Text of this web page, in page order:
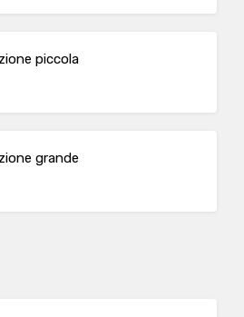
piccola
grande